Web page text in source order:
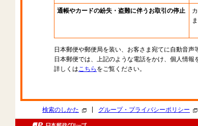
通帳やカードの紛失・盗難に伴うお取引の停止
日本郵便や郵便局を装い、お客さま宛てに自動音声
日本郵便では、上記のような電話をかけ、個人情報
詳しくはこちら をご覧ください。
検索のしかた グループ・プライバシーポリシー